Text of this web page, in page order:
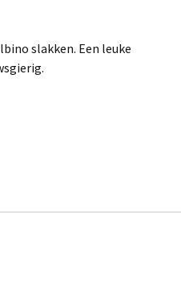
slakken. Een leuke